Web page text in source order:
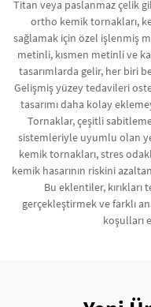
Titan veya paslanmaz çelik
ortho kemik tornakları,
sağlamak için özel işlenmiş
metinli, kısmen metinli ve
tasarımlarda gelir, her biri
Gelişmiş yüzey tedavileri
tasarımı daha kolay
Tornaklar, çeşitli
sistemleriyle uyumlu olan
kemik tornakları, stres
kemik hasarının riskini
Bu eklentiler,
gerçekleştirmek ve farklı
koşulları